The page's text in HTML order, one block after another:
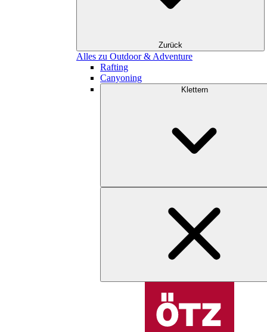
Zurück
Alles zu Outdoor & Adventure
Rafting
Canyoning
Klettern